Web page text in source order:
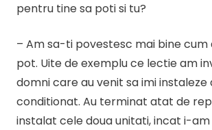
pentru tine sa poti si tu?
– Am sa-ti povestesc mai bine cum
pot. Uite de exemplu ce lectie am
domni care au venit sa imi instaleze
conditionat. Au terminat atat de
instalat cele doua unitati, incat i-